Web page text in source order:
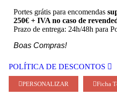
Portes grátis para encomendas
250€ + IVA no caso de
Prazo de entrega: 24h/48h para
Boas Compras!
POLÍTICA DE DESCONTOS
PERSONALIZAR Ficha